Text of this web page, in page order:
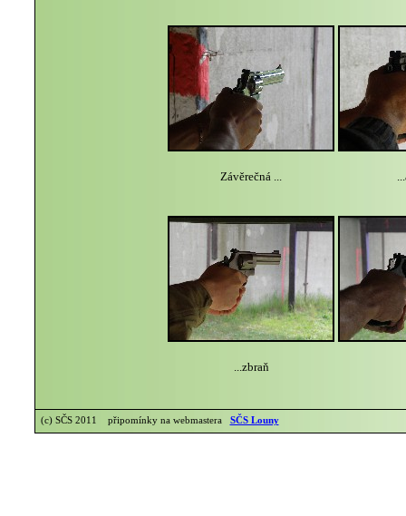
Závěrečná ...
...zbraň
(c) SČS 2011 připomínky na webmastera SČS Louny